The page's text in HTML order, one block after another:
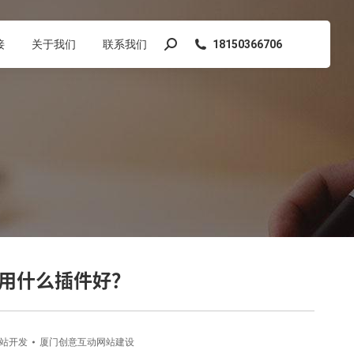
关于我们 联系我们
搜
18150366706
什么插件好？
开发 厦门创意互动网站建设